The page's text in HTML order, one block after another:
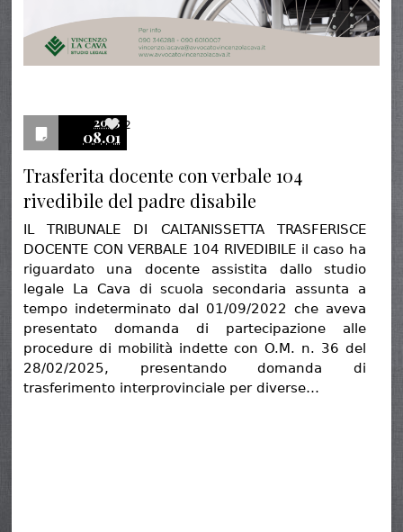
2025
08.01
2
Trasferita docente con verbale 104
rivedibile del padre disabile
IL TRIBUNALE DI CALTANISSETTA TRASFERISCE
DOCENTE CON VERBALE 104 RIVEDIBILE il caso ha
riguardato una docente assistita dallo studio
legale La Cava di scuola secondaria assunta a
tempo indeterminato dal 01/09/2022 che aveva
presentato domanda di partecipazione alle
procedure di mobilità indette con O.M. n. 36 del
28/02/2025, presentando domanda di
trasferimento interprovinciale per diverse…